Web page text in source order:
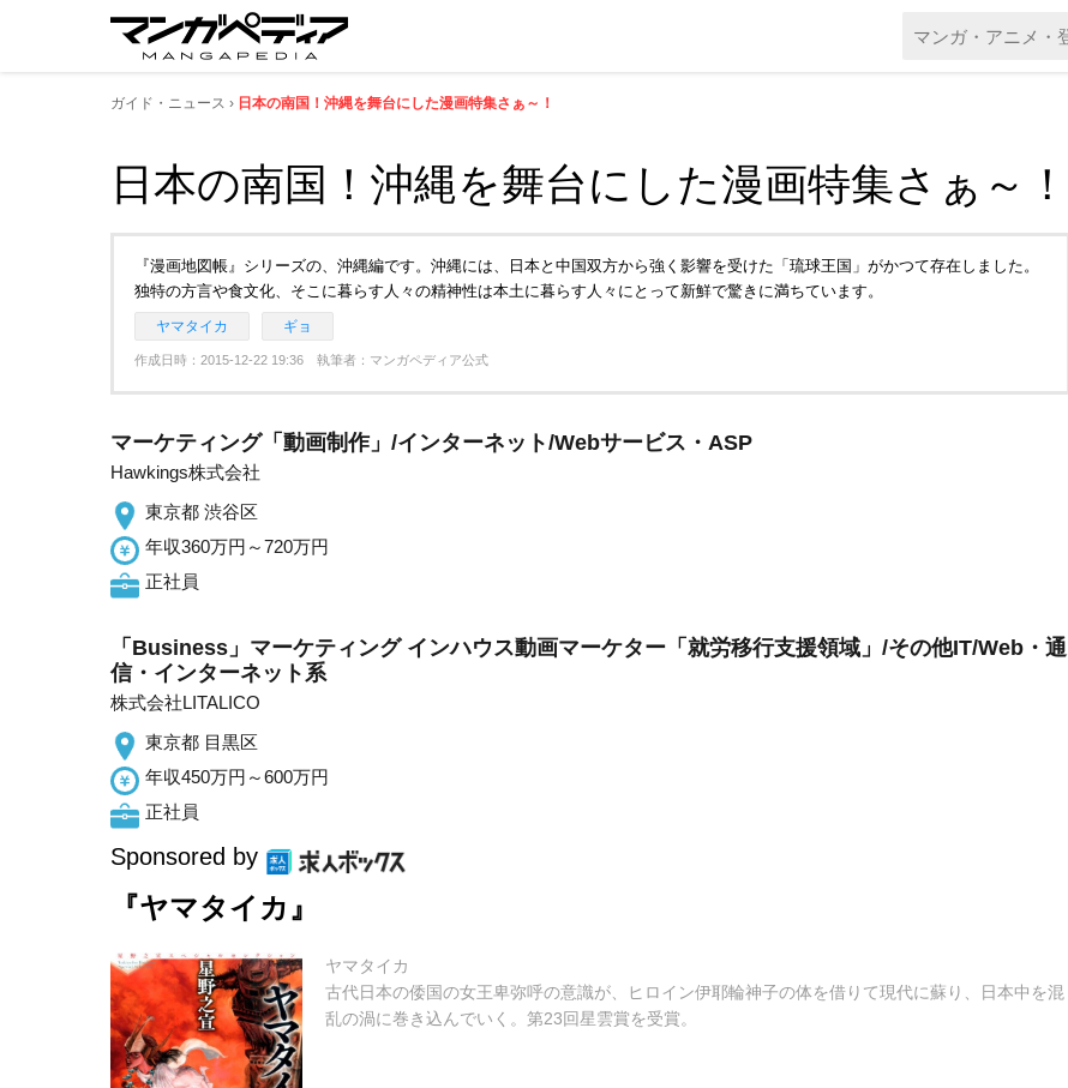
ガイド・ニュース 日本の南国！沖縄を舞台にした漫画特集さぁ～！
日本の南国！沖縄を舞台にした漫画特集さぁ～！
『漫画地図帳』シリーズの、沖縄編です。沖縄には、日本と中国双方から強く影響を受けた「琉球王国」がかつて存在しました。
独特の方言や食文化、そこに暮らす人々の精神性は本土に暮らす人々にとって新鮮で驚きに満ちています。
ヤマタイカ ギョ
作成日時：2015-12-22 19:36 執筆者：マンガペディア公式
マーケティング「動画制作」/インターネット/Webサービス・ASP
Hawkings株式会社
東京都 渋谷区
年収360万円～720万円
正社員
「Business」マーケティング インハウス動画マーケター「就労移行支援領域」/その他IT/Web・通
信・インターネット系
株式会社LITALICO
東京都 目黒区
年収450万円～600万円
正社員
Sponsored by
『ヤマタイカ』
ヤマタイカ
古代日本の倭国の女王卑弥呼の意識が、ヒロイン伊耶輪神子の体を借りて現代に蘇り、日本中を混
乱の渦に巻き込んでいく。第23回星雲賞を受賞。